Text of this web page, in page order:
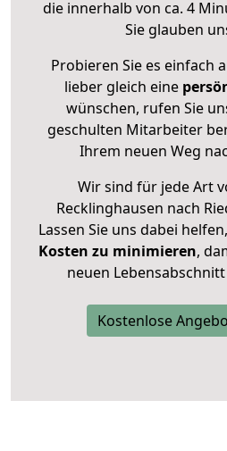
die innerhalb von ca. 4
Sie glauben
Probieren Sie es einfach
lieber gleich eine
wünschen, rufen Sie
geschulten Mitarbeiter
Ihrem neuen Weg
Wir sind für jede Art
Recklinghausen nach
Lassen Sie uns dabei helfen,
Kosten zu minimieren,
neuen
Kostenlose